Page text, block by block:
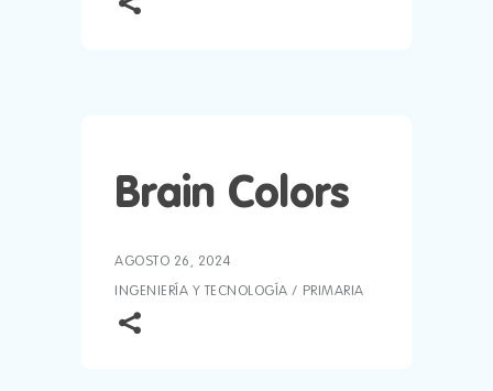
Brain Colors
AGOSTO 26, 2024
INGENIERÍA Y TECNOLOGÍA / PRIMARIA